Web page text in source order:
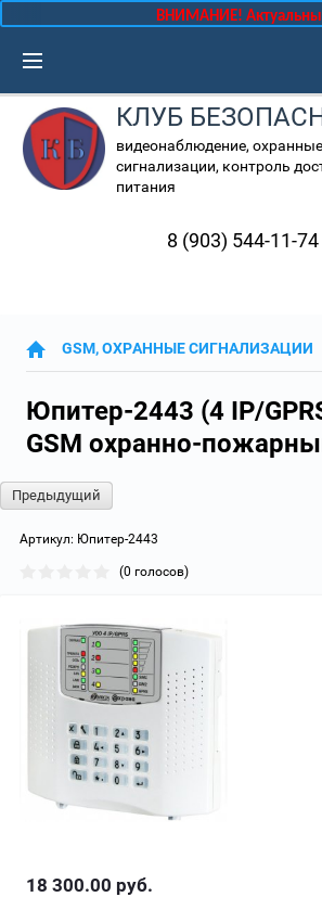
КЛУБ
видеонаблюдение,
сигнализации, контроль
питания
8 (903) 544-11-74
ВНИМАНИЕ!
GSM, ОХРАННЫЕ СИГНАЛИЗАЦИИ
Юпитер-2443 (4 IP/
GSM охранно-
Предыдущий
Артикул: Юпитер-2443
(0 голосов)
18 300.00 руб.